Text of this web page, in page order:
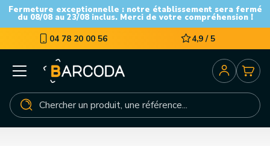
Fermeture exceptionnelle : notre établissement sera fermé
du 08/08 au 23/08 inclus. Merci de votre compréhension !
04 78 20 00 56 4,9 / 5